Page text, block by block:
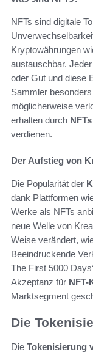
NFTs sind digitale
Kryptowährungen
austauschbar.
oder Gut und diese
Sammler
möglicherweise
erhalten durch
verdienen.
Der Aufstieg von
Die Popularität der
dank Plattformen
Werke als NFTs
neue Welle von
Weise verändert,
Beeindruckende
The First 5000
Akzeptanz für NFT-
Marktsegment
Die
Die Tokenisierung